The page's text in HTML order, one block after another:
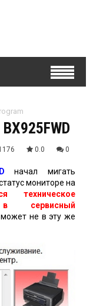
0.0 0
начал мигать
мониторе на
техническое
в сервисный
может не в эту же